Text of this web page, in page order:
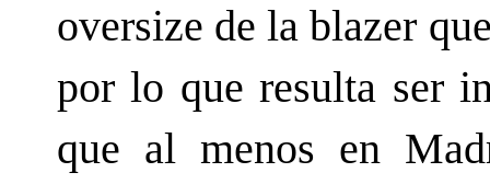
oversize de la blazer
por lo que resulta ser
que al menos en